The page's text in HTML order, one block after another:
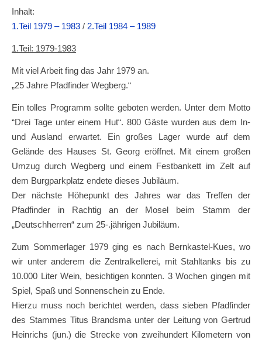
Inhalt:
1.Teil 1979 – 1983 / 2.Teil 1984 – 1989
1.Teil: 1979-1983
Mit viel Arbeit fing das Jahr 1979 an.
„25 Jahre Pfadfinder Wegberg.“
Ein tolles Programm sollte geboten werden. Unter dem Motto
“Drei Tage unter einem Hut“. 800 Gäste wurden aus dem In-
und Ausland erwartet. Ein großes Lager wurde auf dem
Gelände des Hauses St. Georg eröffnet. Mit einem großen
Umzug durch Wegberg und einem Festbankett im Zelt auf
dem Burgparkplatz endete dieses Jubiläum.
Der nächste Höhepunkt des Jahres war das Treffen der
Pfadfinder in Rachtig an der Mosel beim Stamm der
„Deutschherren“ zum 25-.jährigen Jubiläum.
Zum Sommerlager 1979 ging es nach Bernkastel-Kues, wo
wir unter anderem die Zentralkellerei, mit Stahltanks bis zu
10.000 Liter Wein, besichtigen konnten. 3 Wochen gingen mit
Spiel, Spaß und Sonnenschein zu Ende.
Hierzu muss noch berichtet werden, dass sieben Pfadfinder
des Stammes Titus Brandsma unter der Leitung von Gertrud
Heinrichs (jun.) die Strecke von zweihundert Kilometern von